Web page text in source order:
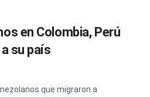
en Colombia, Perú
su país
que migraron a